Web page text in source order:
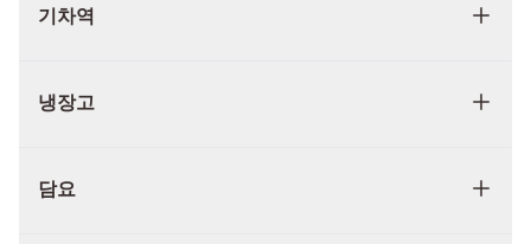
기차역
냉장고
담요